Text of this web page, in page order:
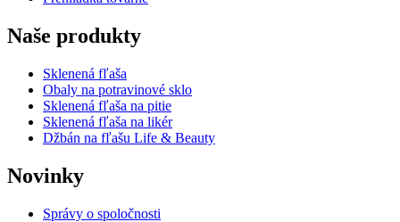
Naše produkty
Sklenená fľaša
Obaly na potravinové sklo
Sklenená fľaša na pitie
Sklenená fľaša na likér
Džbán na fľašu Life & Beauty
Novinky
Správy o spoločnosti